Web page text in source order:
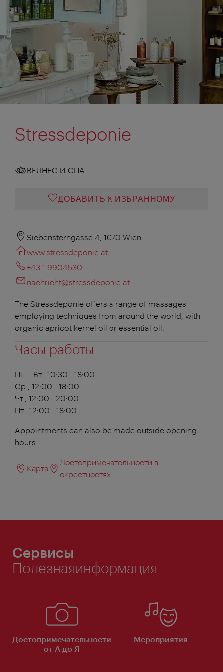
Stressdeponie
ВЕЛНЕС И СПА
ДОБАВИТЬ К ИЗБРАННОМУ
Siebensterngasse 4, 1070 Wien
www.stressdeponie.at
+43 1 9904530
nachricht@stressdeponie.at
The Stressdeponie offers a range of massages
employing techniques from around the world, with
organic apricot kernel oil or essential oil.
Часы работы
Пн. - Вт., 10:30 - 18:00
Ср., 12:00 - 18:00
Чт., 12:00 - 20:00
Пт., 12:00 - 18:00
Appointments can also be made outside opening
hours
Карта
Достопримечательности в
окрестностях
Сервисы
Полезнаяинформация
Достопримечательности
от А до Я
Мероприятия